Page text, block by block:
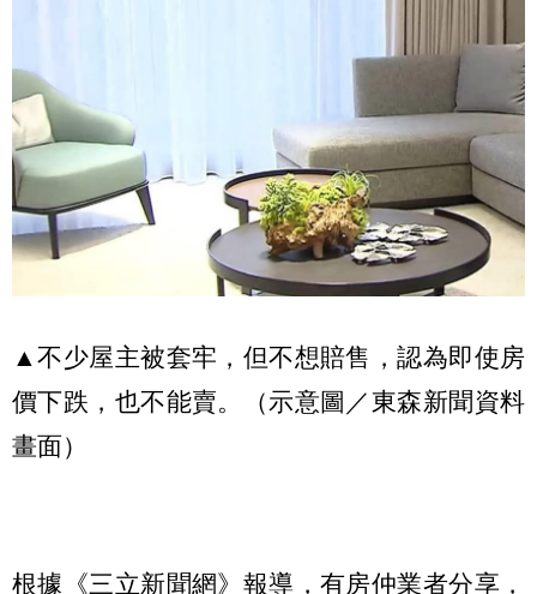
▲不少屋主被套牢，但不想賠售，認為即使房
價下跌，也不能賣。（示意圖／東森新聞資料
畫面）
根據《三立新聞網》報導，有房仲業者分享，